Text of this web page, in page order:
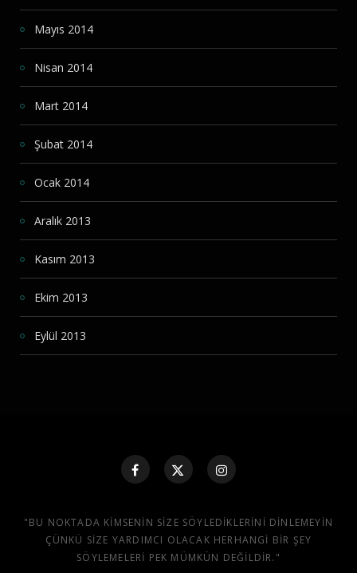
Mayıs 2014
Nisan 2014
Mart 2014
Şubat 2014
Ocak 2014
Aralık 2013
Kasım 2013
Ekim 2013
Eylül 2013
"BU NOKTADA KIMSENIN SIZE SÖYLEDIKLERINI DINLEMEYIN
ÇÜNKÜ SIZE YARDIMCI OLACAK HERHANGI BIR ŞEY
SÖYLEMELERI PEK MÜMKÜN DEĞILDIR."